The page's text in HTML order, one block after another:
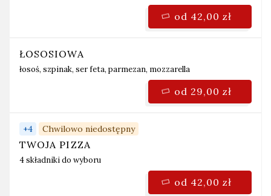
ŁOSOSIOWA
łosoś, szpinak, ser feta, parmezan, mozzarella
+4 Chwilowo niedostępny
TWOJA PIZZA
4 składniki do wyboru